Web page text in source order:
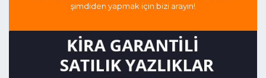
şimdiden yapmak için bizi arayın!